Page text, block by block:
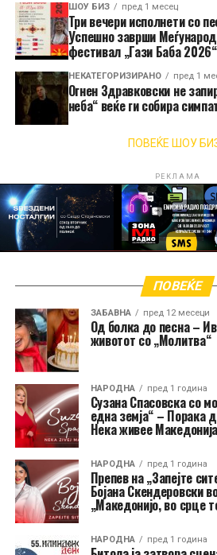
ШОУ БИЗ пред 1 месец
Три вечери исполнети со
Успешно заврши
фестивал „Гази Баба 2026“
НЕКАТЕГОРИЗИРАНО пред 1
Огнен Здравковски не
неба“ веќе ги собира
ПОВЕЌЕ ШОУ
РЕКЛАМА
ПОВЕЌЕ
ЗАБАВНА пред 12 месеци
Од болка до песна –
животот со „Молитва“
НАРОДНА пред 1 година
Сузана Спасовска со
една земја“ – Порака
Нека живее
НАРОДНА пред 1 година
Препев на „Запејте
Бојана Скендеровски
„Македонијо, во срце
НАРОДНА пред 1 година